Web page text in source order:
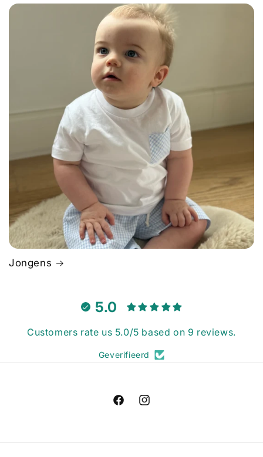
Jongens
5.0
Customers rate us 5.0/5 based on 9 reviews.
Geverifieerd
FacebookInstagram